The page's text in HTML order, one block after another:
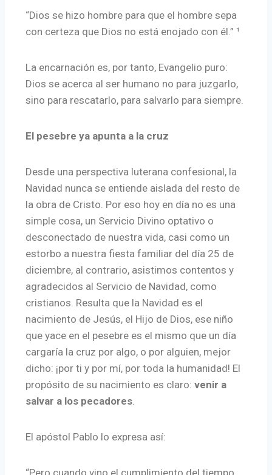
“Dios se hizo hombre para que el hombre sepa
con certeza que Dios no está enojado con él.” ¹
La encarnación es, por tanto, Evangelio puro:
Dios se acerca al ser humano no para juzgarlo,
sino para rescatarlo, para salvarlo para siempre.
El pesebre ya apunta a la cruz
Desde una perspectiva luterana confesional, la
Navidad nunca se entiende aislada del resto de
la obra de Cristo. Por eso hoy en día no es una
simple cosa, un Servicio Divino optativo o
desconectado de nuestra vida, casi como un
estorbo a nuestra fiesta familiar del día 25 de
diciembre, al contrario, asistimos contentos y
agradecidos al Servicio de Navidad, como
cristianos. Resulta que la Navidad es el
nacimiento de Jesús, el Hijo de Dios, ese niño
que yace en el pesebre es el mismo que un día
cargaría la cruz por algo, o por alguien, mejor
dicho: ¡por ti y por mí, por toda la humanidad! El
propósito de su nacimiento es claro: venir a
salvar a los pecadores
El apóstol Pablo lo expresa así:
“Pero cuando vino el cumplimiento del tiempo,